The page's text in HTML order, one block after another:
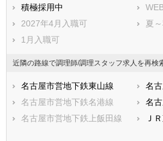
積極採用中
2027年4月入職可
夏
1月入職可
近隣の路線で調理師/調理スタッフ求人を再検
名古屋市営地下鉄東山線
名
名古屋市営地下鉄名港線
名
名古屋市営地下鉄上飯田線
Ｊ